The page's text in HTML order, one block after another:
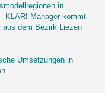
in
KLAR! Manager kommt
aus dem Bezirk Liezen
Umsetzungen in